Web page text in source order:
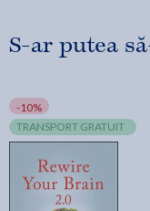
S-ar putea
-10%
TRANSPORT GRATUIT